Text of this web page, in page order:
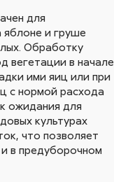
для
яблоне и груше
Обработку
вегетации в начале
ими яиц или при
с нормой расхода
ожидания для
культурах
что позволяет
в предуборочном